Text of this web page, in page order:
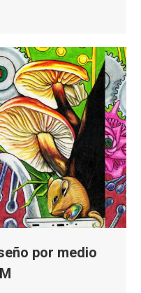
por medio